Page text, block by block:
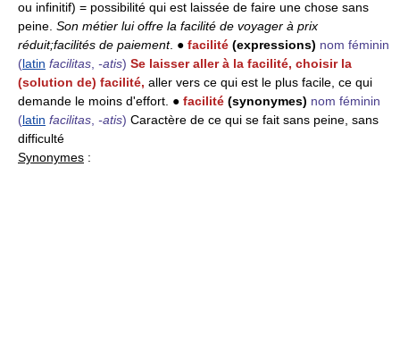
ou infinitif) = possibilité qui est laissée de faire une chose sans
peine. Son métier lui offre la facilité de voyager à prix
réduit;facilités de paiement. ● facilité (expressions) nom féminin
(latin facilitas -atis) Se laisser aller à la facilité, choisir la
(solution de) facilité, aller vers ce qui est le plus facile, ce qui
demande le moins d'effort. ● facilité (synonymes) nom féminin
(latin facilitas -atis) Caractère de ce qui se fait sans peine, sans
difficulté
Synonymes :